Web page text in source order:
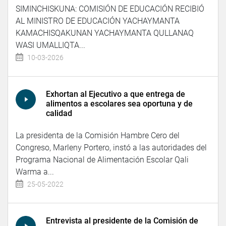
SIMINCHISKUNA: COMISIÓN DE EDUCACIÓN RECIBIÓ
AL MINISTRO DE EDUCACIÓN YACHAYMANTA
KAMACHISQAKUNAN YACHAYMANTA QULLANAQ
WASI UMALLIQTA...
10-03-2026
Exhortan al Ejecutivo a que entrega de
alimentos a escolares sea oportuna y de
calidad
La presidenta de la Comisión Hambre Cero del
Congreso, Marleny Portero, instó a las autoridades del
Programa Nacional de Alimentación Escolar Qali
Warma a...
25-05-2022
Entrevista al presidente de la Comisión de